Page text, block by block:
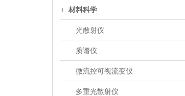
+ 材料科学
光散射仪
质谱仪
微流控可视流变仪
多重光散射仪